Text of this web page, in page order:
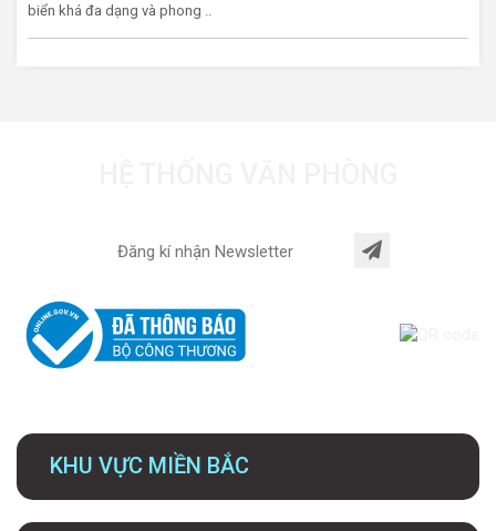
biển khá đa dạng và phong ..
KHU VỰC MIỀN BẮC